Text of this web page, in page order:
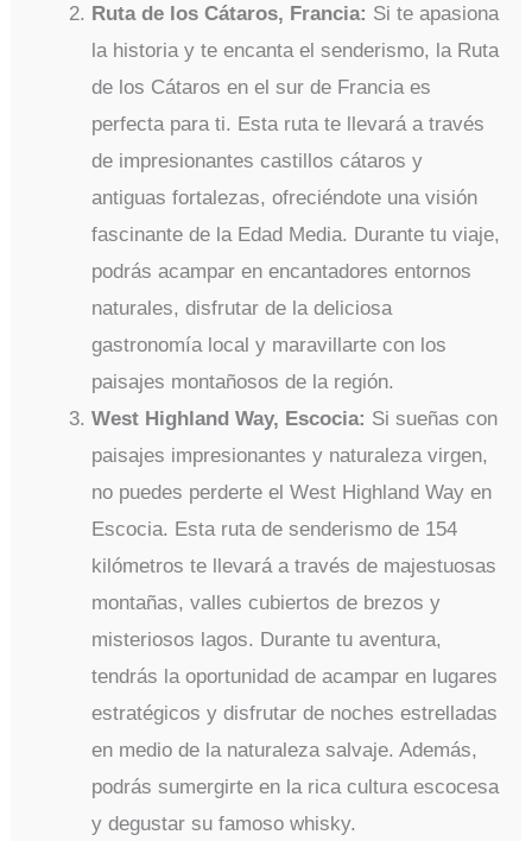
Ruta de los Cátaros, Francia: Si te apasiona
la historia y te encanta el senderismo, la Ruta
de los Cátaros en el sur de Francia es
perfecta para ti. Esta ruta te llevará a través
de impresionantes castillos cátaros y
antiguas fortalezas, ofreciéndote una visión
fascinante de la Edad Media. Durante tu viaje,
podrás acampar en encantadores entornos
naturales, disfrutar de la deliciosa
gastronomía local y maravillarte con los
paisajes montañosos de la región.
West Highland Way, Escocia: Si sueñas con
paisajes impresionantes y naturaleza virgen,
no puedes perderte el West Highland Way en
Escocia. Esta ruta de senderismo de 154
kilómetros te llevará a través de majestuosas
montañas, valles cubiertos de brezos y
misteriosos lagos. Durante tu aventura,
tendrás la oportunidad de acampar en lugares
estratégicos y disfrutar de noches estrelladas
en medio de la naturaleza salvaje. Además,
podrás sumergirte en la rica cultura escocesa
y degustar su famoso whisky.